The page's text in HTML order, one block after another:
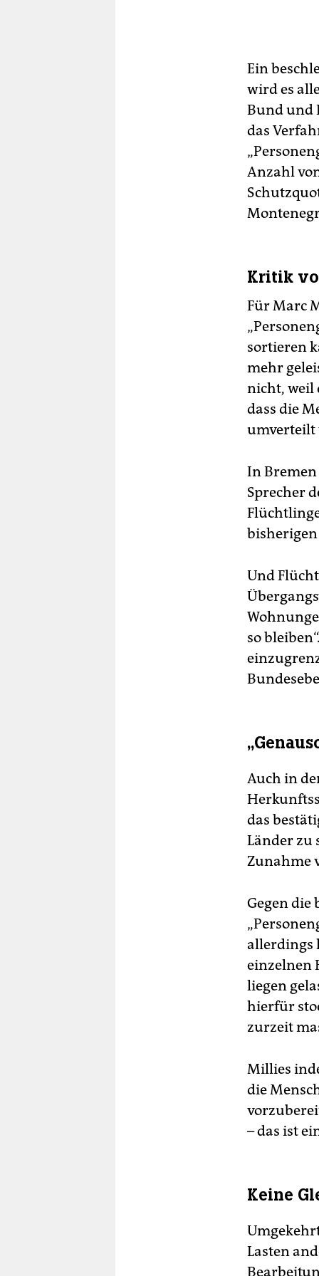
Ein
wird es
Bund und
das
Anzahl
Kritik
Für Marc
sortieren
mehr
nicht, weil
dass die
umverteilt
In Bremen
Sprecher
Und
so
Auch in
das
Länder zu
Zunahme
Gegen die
allerdings
einzelnen
liegen
hierfür
zurzeit
Millies
die
– das ist
Keine
Lasten